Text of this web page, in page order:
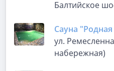
Балтийское
Сауна
ул.
набережная)